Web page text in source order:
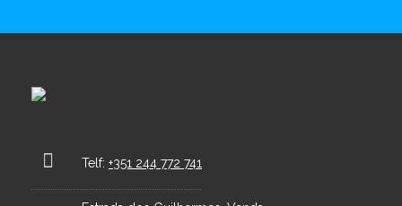
Telf: +351 244 772 741